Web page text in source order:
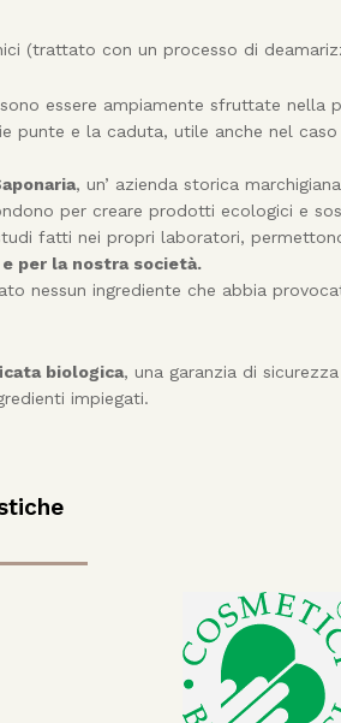
(trattato con un processo di
essere ampiamente sfruttate nella
punte e la caduta, utile anche nel
, un’ azienda storica
per creare prodotti ecologici e
fatti nei propri laboratori,
per la nostra società.
nessun ingrediente che abbia
biologica, una garanzia di
impiegati.